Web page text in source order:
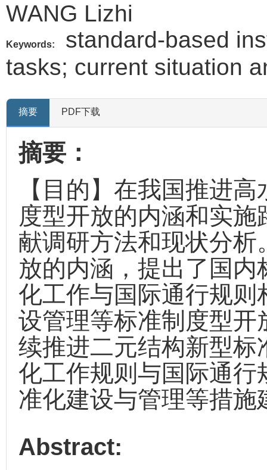
WANG Lizhi
Keywords:
standard-based
tasks; current situation
摘要 PDF下载
摘要：
【目的】在我国推进
度型开放的内涵和实
献调研方法和现状分
放的内涵，提出了国
化工作与国际通行规
设管理等标准制度型
续推进二元结构新型
化工作规则与国际通
准化建设与管理等措施
Abstract: